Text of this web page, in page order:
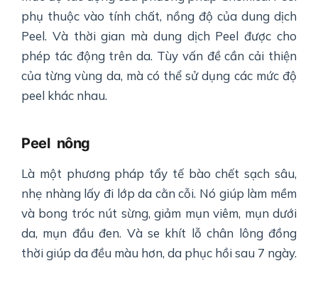
phụ thuộc vào tính chất, nồng độ của dung dịch
Peel. Và thời gian mà dung dịch Peel được cho
phép tác động trên da. Tùy vấn đề cần cải thiện
của từng vùng da, mà có thể sử dụng các mức độ
peel khác nhau.
Peel nông
Là một phương pháp tẩy tế bào chết sạch sâu,
nhẹ nhàng lấy đi lớp da cằn cỗi. Nó giúp làm mềm
và bong tróc nút sừng, giảm mụn viêm, mụn dưới
da, mụn đầu đen. Và se khít lỗ chân lông đồng
thời giúp da đều màu hơn, da phục hồi sau 7 ngày.